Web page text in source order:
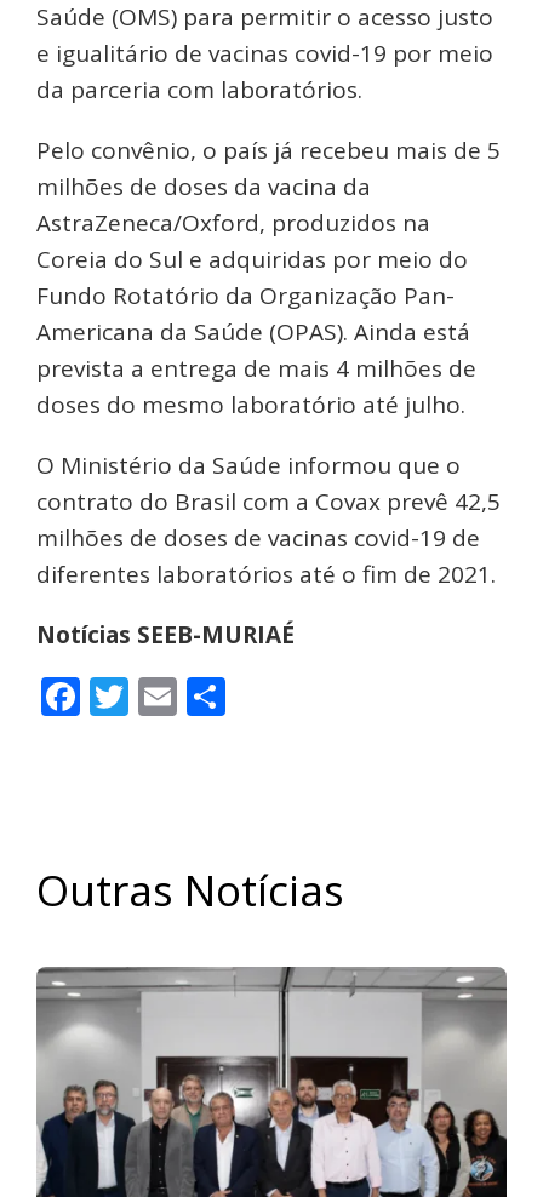
Saúde (OMS) para permitir o acesso justo
e igualitário de vacinas covid-19 por meio
da parceria com laboratórios.
Pelo convênio, o país já recebeu mais de 5
milhões de doses da vacina da
AstraZeneca/Oxford, produzidos na
Coreia do Sul e adquiridas por meio do
Fundo Rotatório da Organização Pan-
Americana da Saúde (OPAS). Ainda está
prevista a entrega de mais 4 milhões de
doses do mesmo laboratório até julho.
O Ministério da Saúde informou que o
contrato do Brasil com a Covax prevê 42,5
milhões de doses de vacinas covid-19 de
diferentes laboratórios até o fim de 2021.
Notícias SEEB-MURIAÉ
Facebook
Twitter
Email
Outras Notícias